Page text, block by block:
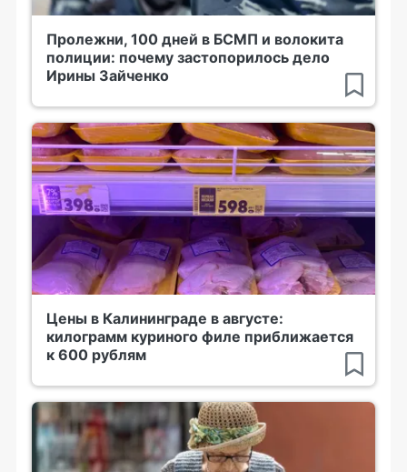
Пролежни, 100 дней в БСМП и волокита
полиции: почему застопорилось дело
Ирины Зайченко
Цены в Калининграде в августе:
килограмм куриного филе приближается
к 600 рублям